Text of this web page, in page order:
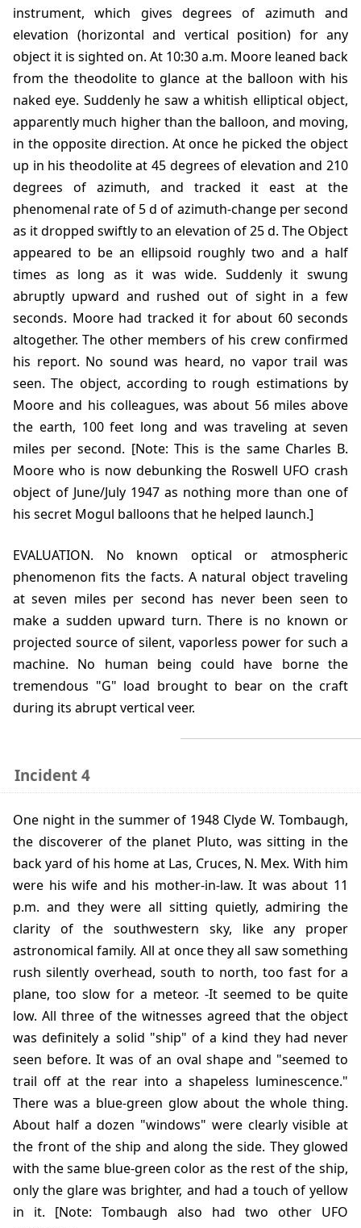
instrument, which gives degrees of azimuth and
elevation (horizontal and vertical position) for any
object it is sighted on. At 10:30 a.m. Moore leaned back
from the theodolite to glance at the balloon with his
naked eye. Suddenly he saw a whitish elliptical object,
apparently much higher than the balloon, and moving,
in the opposite direction. At once he picked the object
up in his theodolite at 45 degrees of elevation and 210
degrees of azimuth, and tracked it east at the
phenomenal rate of 5 d of azimuth-change per second
as it dropped swiftly to an elevation of 25 d. The Object
appeared to be an ellipsoid roughly two and a half
times as long as it was wide. Suddenly it swung
abruptly upward and rushed out of sight in a few
seconds. Moore had tracked it for about 60 seconds
altogether. The other members of his crew confirmed
his report. No sound was heard, no vapor trail was
seen. The object, according to rough estimations by
Moore and his colleagues, was about 56 miles above
the earth, 100 feet long and was traveling at seven
miles per second. [Note: This is the same Charles B.
Moore who is now debunking the Roswell UFO crash
object of June/July 1947 as nothing more than one of
his secret Mogul balloons that he helped launch.]
EVALUATION. No known optical or atmospheric
phenomenon fits the facts. A natural object traveling
at seven miles per second has never been seen to
make a sudden upward turn. There is no known or
projected source of silent, vaporless power for such a
machine. No human being could have borne the
tremendous "G" load brought to bear on the craft
during its abrupt vertical veer.
Incident 4
One night in the summer of 1948 Clyde W. Tombaugh,
the discoverer of the planet Pluto, was sitting in the
back yard of his home at Las, Cruces, N. Mex. With him
were his wife and his mother-in-law. It was about 11
p.m. and they were all sitting quietly, admiring the
clarity of the southwestern sky, like any proper
astronomical family. All at once they all saw something
rush silently overhead, south to north, too fast for a
plane, too slow for a meteor. -It seemed to be quite
low. All three of the witnesses agreed that the object
was definitely a solid "ship" of a kind they had never
seen before. It was of an oval shape and "seemed to
trail off at the rear into a shapeless luminescence."
There was a blue-green glow about the whole thing.
About half a dozen "windows" were clearly visible at
the front of the ship and along the side. They glowed
with the same blue-green color as the rest of the ship,
only the glare was brighter, and had a touch of yellow
in it. [Note: Tombaugh also had two other UFO